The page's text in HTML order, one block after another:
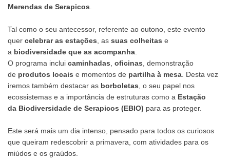
Merendas de Serapicos
Tal como o seu antecessor, referente ao outono, este evento
quer celebrar as estações , as suas colheitas e
a biodiversidade que as acompanha
O programa inclui caminhadas oficinas , demonstração
de produtos locais e momentos de partilha à mesa . Desta vez
iremos também destacar as borboletas , o seu papel nos
ecossistemas e a importância de estruturas como a Estação
da Biodiversidade de Serapicos (EBIO) para as proteger.
Este será mais um dia intenso, pensado para todos os curiosos
que queiram redescobrir a primavera, com atividades para os
miúdos e os graúdos.